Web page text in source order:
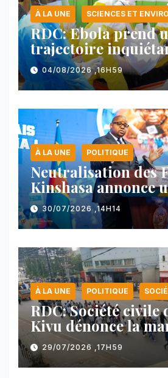
À LA UNE SCIENCES ET
RDC: Ebola prend
trajectoire
nord-est du pays
04/08/2026 ,16H59
À LA UNE POLITIQUE
Neutralisation des
Kinshasa annonce
majeure et
face au Rwanda
30/07/2026 ,14H14
À LA UNE POLITIQUE
RDC: Société civile
Kivu dénonce la
des manifestations
l’AFC/M23
29/07/2026 ,17H59